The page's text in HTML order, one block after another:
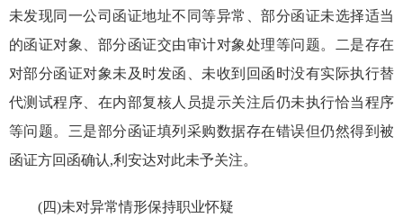
未发现同一公司函证地址不同等异常、部分函证未选择适当
的函证对象、部分函证交由审计对象处理等问题。二是存在
对部分函证对象未及时发函、未收到回函时没有实际执行替
代测试程序、在内部复核人员提示关注后仍未执行恰当程序
等问题。三是部分函证填列采购数据存在错误但仍然得到被
函证方回函确认,利安达对此未予关注。
(四)未对异常情形保持职业怀疑